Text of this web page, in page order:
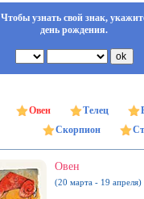
Чтобы узнать свой знак,
день рождения.
Овен Телец
Скорпион
Овен
(20 марта - 19 апреля)